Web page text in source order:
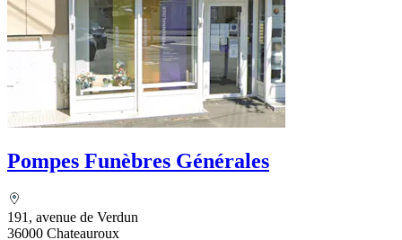
Pompes Funèbres Générales
191, avenue de Verdun
36000 Chateauroux